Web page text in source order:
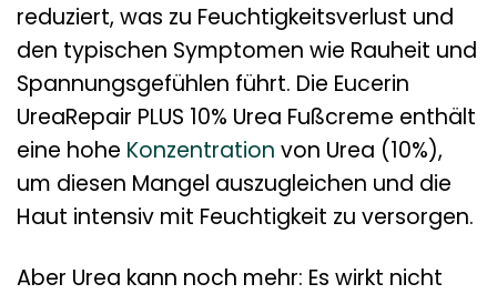
reduziert, was zu Feuchtigkeitsverlust und
den typischen Symptomen wie Rauheit und
Spannungsgefühlen führt. Die Eucerin
UreaRepair PLUS 10% Urea Fußcreme enthält
eine hohe Konzentration von Urea (10%),
um diesen Mangel auszugleichen und die
Haut intensiv mit Feuchtigkeit zu versorgen.
Aber Urea kann noch mehr: Es wirkt nicht